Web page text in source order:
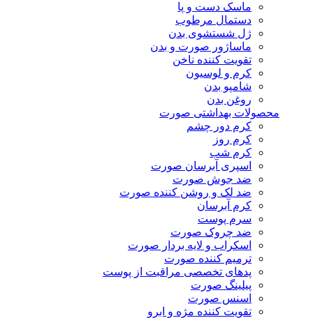
ماسک دست و پا
دستمال مرطوب
ژل شستشوی بدن
ماساژور صورت و بدن
تقویت کننده ناخن
کرم و لوسیون
شامپو بدن
روغن بدن
محصولات بهداشتی صورت
کرم دور چشم
کرم روز
کرم شب
اسپری آبرسان صورت
ضد جوش صورت
ضد لک و روشن کننده صورت
کرم آبرسان
سرم پوست
ضد چروک صورت
اسکراب و لایه بردار صورت
ترمیم کننده صورت
پدهای تخصصی مراقبت از پوست
پیلینگ صورت
اسنس صورت
تقویت کننده مژه و ابرو